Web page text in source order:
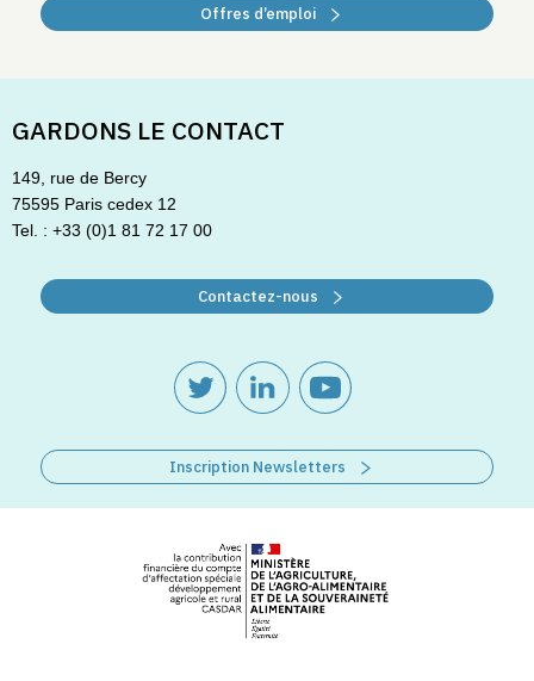
Offres d’emploi
GARDONS LE CONTACT
149, rue de Bercy
75595 Paris cedex 12
Tel. : +33 (0)1 81 72 17 00
Contactez-nous
Inscription Newsletters